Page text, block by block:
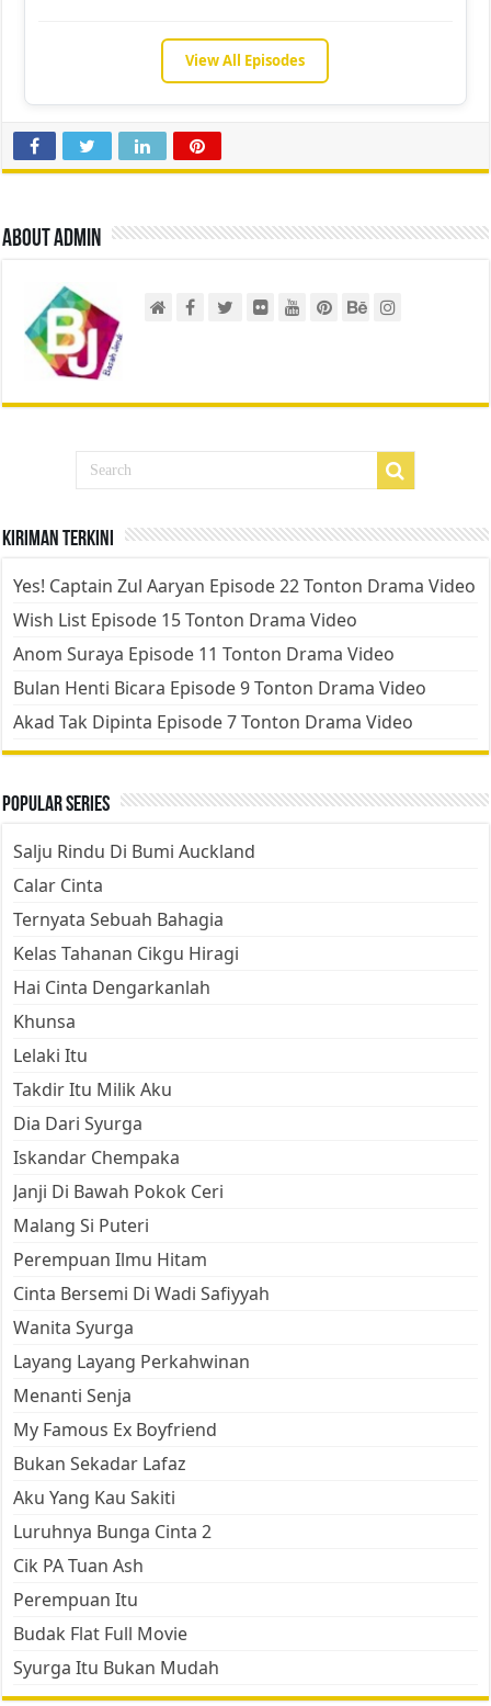
View All Episodes
About admin
Kiriman Terkini
Yes! Captain Zul Aaryan Episode 22 Tonton Drama Video
Wish List Episode 15 Tonton Drama Video
Anom Suraya Episode 11 Tonton Drama Video
Bulan Henti Bicara Episode 9 Tonton Drama Video
Akad Tak Dipinta Episode 7 Tonton Drama Video
Popular Series
Salju Rindu Di Bumi Auckland
Calar Cinta
Ternyata Sebuah Bahagia
Kelas Tahanan Cikgu Hiragi
Hai Cinta Dengarkanlah
Khunsa
Lelaki Itu
Takdir Itu Milik Aku
Dia Dari Syurga
Iskandar Chempaka
Janji Di Bawah Pokok Ceri
Malang Si Puteri
Perempuan Ilmu Hitam
Cinta Bersemi Di Wadi Safiyyah
Wanita Syurga
Layang Layang Perkahwinan
Menanti Senja
My Famous Ex Boyfriend
Bukan Sekadar Lafaz
Aku Yang Kau Sakiti
Luruhnya Bunga Cinta 2
Cik PA Tuan Ash
Perempuan Itu
Budak Flat Full Movie
Syurga Itu Bukan Mudah